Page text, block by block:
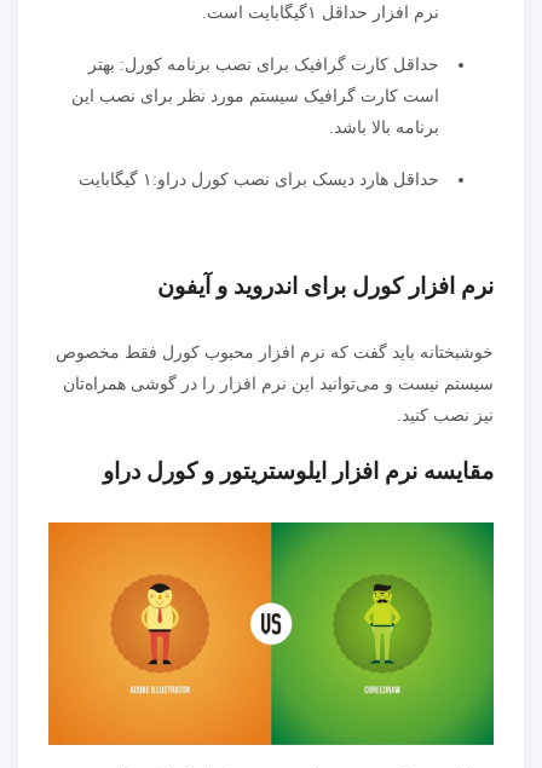
نرم افزار حداقل ۱گیگابایت است.
حداقل کارت گرافیک برای نصب برنامه کورل: بهتر
است کارت گرافیک سیستم مورد نظر برای نصب این
برنامه بالا باشد.
حداقل هارد دیسک برای نصب کورل دراو:۱ گیگابایت
نرم افزار کورل برای اندروید و آیفون
خوشبختانه باید گفت که نرم افزار محبوب کورل فقط مخصوص
سیستم‌ نیست و می‌توانید این نرم افزار را در گوشی همراه‌تان
نیز نصب کنید.
مقایسه نرم افزار ایلوستریتور و کورل دراو